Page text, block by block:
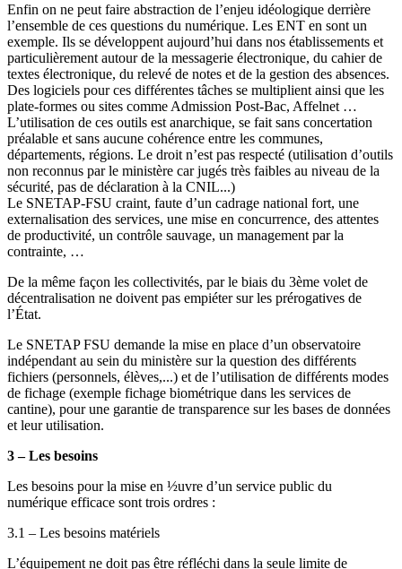
Enfin on ne peut faire abstraction de l’enjeu idéologique derrière
l’ensemble de ces questions du numérique. Les ENT en sont un
exemple. Ils se développent aujourd’hui dans nos établissements et
particulièrement autour de la messagerie électronique, du cahier de
textes électronique, du relevé de notes et de la gestion des absences.
Des logiciels pour ces différentes tâches se multiplient ainsi que les
plate-formes ou sites comme Admission Post-Bac, Affelnet …
L’utilisation de ces outils est anarchique, se fait sans concertation
préalable et sans aucune cohérence entre les communes,
départements, régions. Le droit n’est pas respecté (utilisation d’outils
non reconnus par le ministère car jugés très faibles au niveau de la
sécurité, pas de déclaration à la CNIL...)
Le SNETAP-FSU craint, faute d’un cadrage national fort, une
externalisation des services, une mise en concurrence, des attentes
de productivité, un contrôle sauvage, un management par la
contrainte, …
De la même façon les collectivités, par le biais du 3ème volet de
décentralisation ne doivent pas empiéter sur les prérogatives de
l’État.
Le SNETAP FSU demande la mise en place d’un observatoire
indépendant au sein du ministère sur la question des différents
fichiers (personnels, élèves,...) et de l’utilisation de différents modes
de fichage (exemple fichage biométrique dans les services de
cantine), pour une garantie de transparence sur les bases de données
et leur utilisation.
3 – Les besoins
Les besoins pour la mise en ½uvre d’un service public du
numérique efficace sont trois ordres :
3.1 – Les besoins matériels
L’équipement ne doit pas être réfléchi dans la seule limite de